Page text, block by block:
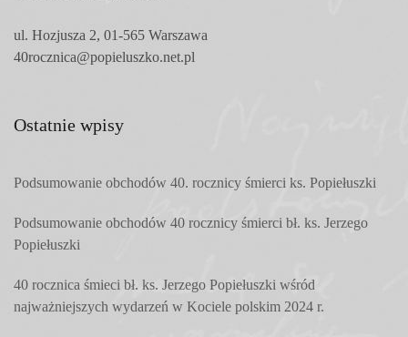
ul. Hozjusza 2, 01-565 Warszawa
40rocznica@popieluszko.net.pl
Ostatnie wpisy
Podsumowanie obchodów 40. rocznicy śmierci ks. Popiełuszki
Podsumowanie obchodów 40 rocznicy śmierci bł. ks. Jerzego
Popiełuszki
40 rocznica śmieci bł. ks. Jerzego Popiełuszki wśród
najważniejszych wydarzeń w Kociele polskim 2024 r.